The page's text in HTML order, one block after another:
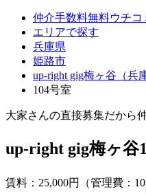
仲介手数料無料ウチコ
エリアで探す
兵庫県
姫路市
up-right gig梅ヶ谷（兵
104号室
大家さんの直接募集だから
up-right gig梅ヶ谷
賃料： 25,000円（管理費：